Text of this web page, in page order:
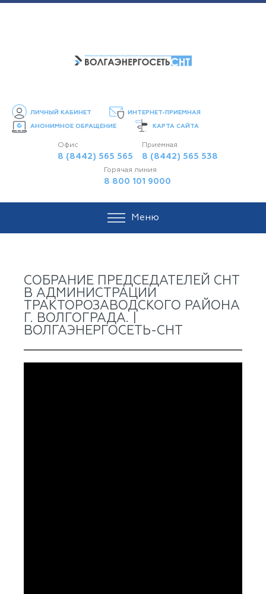
ЛИЧНЫЙ КАБИНЕТ ИНТЕРНЕТ-ПРИЕМНАЯ
АНОНИМНОЕ ОБРАЩЕНИЕ КАРТА САЙТА
Офис
8 (8442) 565 565
Приемная
8 (8442) 565 538
Горячая линия
8 800 101 9000
Меню
СОБРАНИЕ ПРЕДСЕДАТЕЛЕЙ СНТ
В АДМИНИСТРАЦИИ
ТРАКТОРОЗАВОДСКОГО РАЙОНА
Г. ВОЛГОГРАДА. |
ВОЛГАЭНЕРГОСЕТЬ-СНТ